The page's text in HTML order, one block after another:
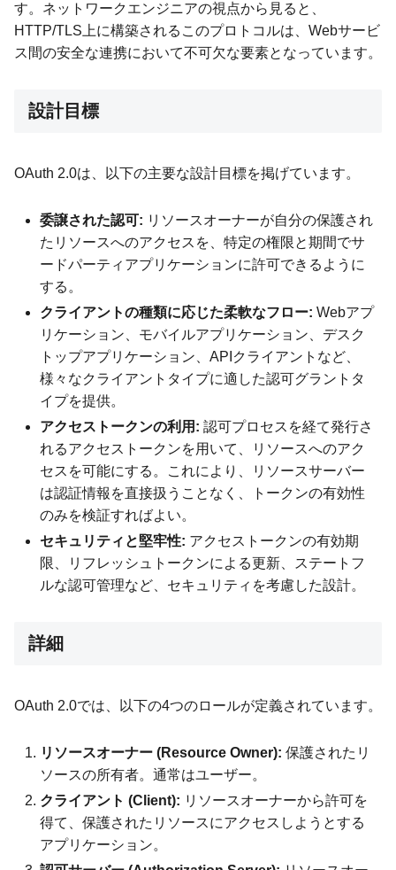
す。ネットワークエンジニアの視点から見ると、
HTTP/TLS上に構築されるこのプロトコルは、Webサービ
ス間の安全な連携において不可欠な要素となっています。
設計目標
OAuth 2.0は、以下の主要な設計目標を掲げています。
委譲された認可: リソースオーナーが自分の保護され
たリソースへのアクセスを、特定の権限と期間でサ
ードパーティアプリケーションに許可できるように
する。
クライアントの種類に応じた柔軟なフロー: Webアプ
リケーション、モバイルアプリケーション、デスク
トップアプリケーション、APIクライアントなど、
様々なクライアントタイプに適した認可グラントタ
イプを提供。
アクセストークンの利用: 認可プロセスを経て発行さ
れるアクセストークンを用いて、リソースへのアク
セスを可能にする。これにより、リソースサーバー
は認証情報を直接扱うことなく、トークンの有効性
のみを検証すればよい。
セキュリティと堅牢性: アクセストークンの有効期
限、リフレッシュトークンによる更新、ステートフ
ルな認可管理など、セキュリティを考慮した設計。
詳細
OAuth 2.0では、以下の4つのロールが定義されています。
リソースオーナー (Resource Owner): 保護されたリ
ソースの所有者。通常はユーザー。
クライアント (Client): リソースオーナーから許可を
得て、保護されたリソースにアクセスしようとする
アプリケーション。